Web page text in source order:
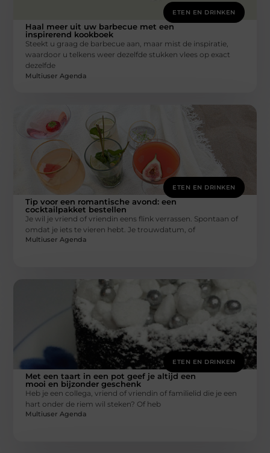
ETEN EN DRINKEN
Haal meer uit uw barbecue met een
inspirerend kookboek
Steekt u graag de barbecue aan, maar mist de inspiratie,
waardoor u telkens weer dezelfde stukken vlees op exact
dezelfde
Multiuser Agenda
ETEN EN DRINKEN
Tip voor een romantische avond: een
cocktailpakket bestellen
Je wil je vriend of vriendin eens flink verrassen. Spontaan of
omdat je iets te vieren hebt. Je trouwdatum, of
Multiuser Agenda
ETEN EN DRINKEN
Met een taart in een pot geef je altijd een
mooi en bijzonder geschenk
Heb je een collega, vriend of vriendin of familielid die je een
hart onder de riem wil steken? Of heb
Multiuser Agenda